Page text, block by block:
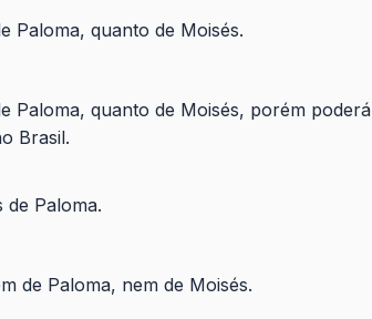
Paloma, quanto de Moisés.
Paloma, quanto de Moisés, porém poderá
Brasil.
de Paloma.
de Paloma, nem de Moisés.